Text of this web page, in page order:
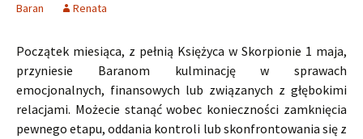
Baran
Renata
Początek miesiąca, z pełnią Księżyca w Skorpionie 1 maja,
przyniesie Baranom kulminację w sprawach
emocjonalnych, finansowych lub związanych z głębokimi
relacjami. Możecie stanąć wobec konieczności zamknięcia
pewnego etapu, oddania kontroli lub skonfrontowania się z